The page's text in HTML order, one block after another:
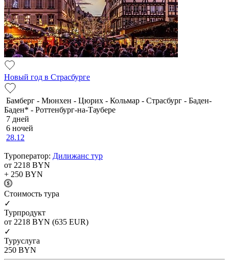
Новый год в Страсбурге
Бамберг - Мюнхен - Цюрих - Кольмар - Страсбург - Баден-
Баден* - Роттенбург-на-Таубере
7 дней
6 ночей
28.12
Туроператор: Дилижанс тур
от 2218 BYN
+ 250 BYN
Cтоимость тура
✓
Турпродукт
от 2218 BYN (635 EUR)
✓
Туруслуга
250 BYN